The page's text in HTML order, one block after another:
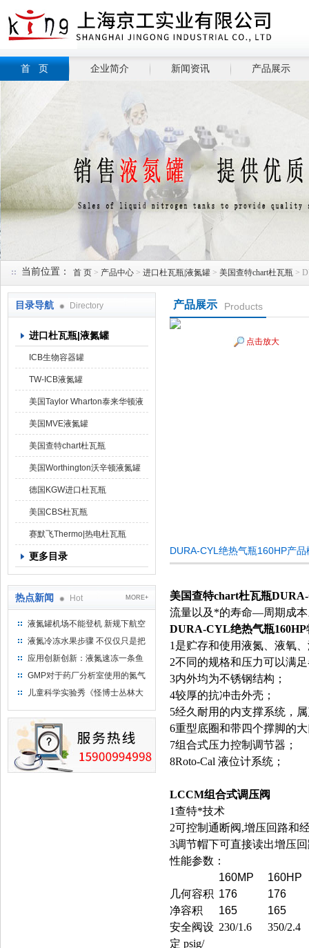
上海京工实业有限公司
首 页 企业简介 新闻资讯 产品展示
当前位置： 首 页 > 产品中心 > 进口杜瓦瓶|液氮罐 > 美国查特chart杜瓦瓶 >
目录导航 Directory
进口杜瓦瓶|液氮罐
ICB生物容器罐
TW-ICB液氮罐
美国Taylor Wharton泰来华顿液
氮罐
美国MVE液氮罐
美国查特chart杜瓦瓶
美国Worthington沃辛顿液氮罐
德国KGW进口杜瓦瓶
美国CBS杜瓦瓶
赛默飞Thermo|热电杜瓦瓶
更多目录
热点新闻 Hot MORE+
液氮罐机场不能登机 新规下航空
运输罐能否上飞机
液氮冷冻水果步骤 不仅仅只是把
水果扔到液氮中
应用创新创新：液氮速冻一条鱼
只需15分钟 保持活鲜一整年
GMP对于药厂分析室使用的氮气
钢瓶存放标准
儿童科学实验秀《怪博士丛林大
及
产品展示 Products
点击放大
DURA-CYL绝热气瓶160HP产品
美国查特chart杜瓦瓶
流量以及*的寿命—周期成
DURA-CYL绝热气瓶160HP
1是贮存和使用液氮、液氧
2不同的规格和压力可以满
3内外均为不锈钢结构；
4较厚的抗冲击外壳；
5经久耐用的内支撑系统，
6重型底圈和带四个撑脚的
7组合式压力控制调节器；
8Roto-Cal 液位计系统；
LCCM组合式调压阀
1查特*技术
2可控制通断阀,增压回路和
3调节帽下可直接读出增压
性能参数：
160MP
160HP
几何容积 176
176
净容积
165
165
安全阀设
定 psig/
230/1.6 350/2.4